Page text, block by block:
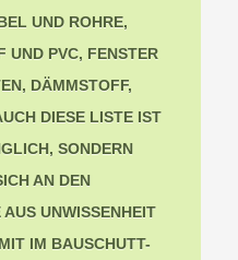
UND ROHRE,
UND PVC, FENSTER
DÄMMSTOFF,
DIESE LISTE IST
SONDERN
AN DEN
UNWISSENHEIT
IM BAUSCHUTT-